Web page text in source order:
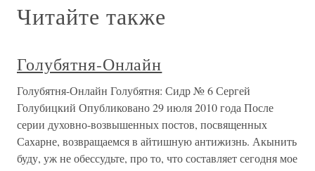
Читайте также
Голубятня-Онлайн
Голубятня-Онлайн Голубятня: Сидр № 6 Сергей
Голубицкий Опубликовано 29 июля 2010 года После
серии духовно-возвышенных постов, посвященных
Сахарне, возвращаемся в айтишную антижизнь. Акынить
буду, уж не обессудьте, про то, что составляет сегодня мое